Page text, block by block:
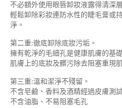
不必額外使用眼唇卸妝液露得清深
輕鬆卸除彩妝連防水性的睫毛膏或
淨。
第二重:徹底卸除底妝污垢。
擁有乾淨的毛細孔是健康肌膚的基
肌膚上的底妝及髒污除去阻塞重現
第三重:溫和潔淨不殘留。
不含皂鹼、香料及酒精經過皮膚測
不含油脂、不易阻塞毛孔